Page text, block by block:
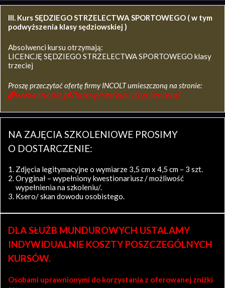
III. Kurs SĘDZIEGO STRZELECTWA SPORTOWEGO ( w tym
podwyższenia klasy sędziowskiej )
Absolwenci kursu otrzymają:
LICENCJĘ SĘDZIEGO STRZELECTWA SPORTOWEGO klasy
trzeciej
Proszę przeczytać ofertę firmy INCOLT umieszczoną na stronie:
www.incolt.pl/kursy/sedzia-strzelectwa/
NA ZAJĘCIA SZKOLENIOWE PROSIMY
O DOSTARCZENIE:
Zdjęcia legitymacyjne o wymiarze 3,5 cm x 4,5 cm – 3 szt.
Oryginał – wypełniony kwestionariusz / możliwość
wypełnienia na szkoleniu/.
Ksero/ skan dowodu osobistego.
DLA SŁUŻB MUNDUROWYCH USTALAMY
INDYWIDUALNIE KOSZTY POSZCZEGÓLNYCH
KURSÓW.
Osobami uprawnionymi do korzystania z oferowanej zniżki